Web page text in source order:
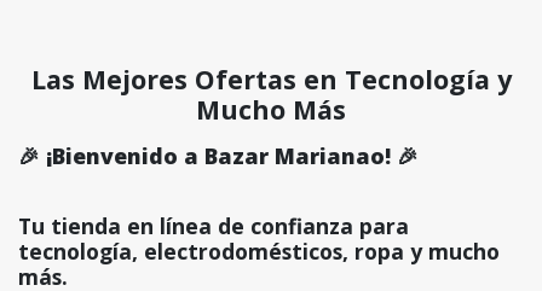
Las Mejores Ofertas en Tecnología y
Mucho Más
🎉 ¡Bienvenido a Bazar Marianao! 🎉
Tu tienda en línea de confianza para
tecnología, electrodomésticos, ropa y mucho
más.